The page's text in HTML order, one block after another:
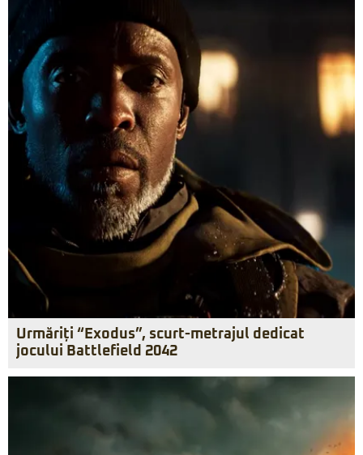
Urmăriți “Exodus”, scurt-metrajul dedicat
jocului Battlefield 2042